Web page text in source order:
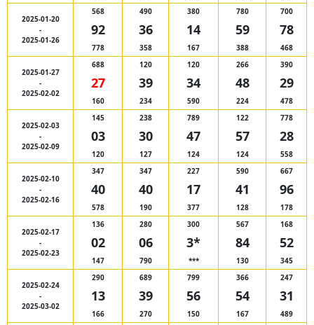
2025-01-20
-
2025-01-26
568
92
778
490
36
358
380
14
167
780
59
388
700
78
468
2025-01-27
-
2025-02-02
688
27
160
120
39
234
120
34
590
266
48
224
390
29
478
2025-02-03
-
2025-02-09
145
03
120
238
30
127
789
47
124
122
57
124
778
28
558
2025-02-10
-
2025-02-16
347
40
578
347
40
190
227
17
377
590
41
128
667
96
178
2025-02-17
-
2025-02-23
136
02
147
280
06
790
300
3*
***
567
84
130
168
52
345
2025-02-24
-
2025-03-02
290
13
166
689
39
270
799
56
150
366
54
167
247
31
489